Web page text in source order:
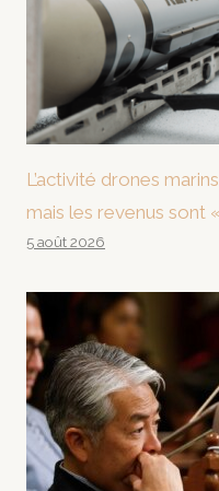
L’activité drones
mais les revenus sont
5 août 2026